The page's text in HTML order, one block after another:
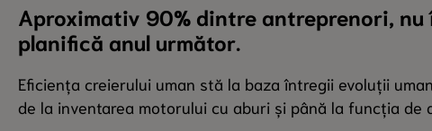
Aproximativ 90% dintre antreprenori, nu
planifică anul următor.
Eficiența creierului uman stă la baza întregii evoluții
de la inventarea motorului cu aburi și până la funcția de